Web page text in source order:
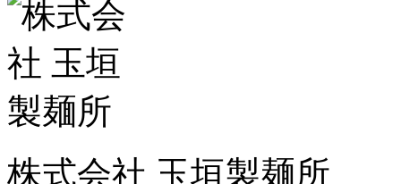
株式会社 玉垣製麺所